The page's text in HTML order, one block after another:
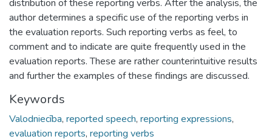
distribution of these reporting verbs. After the analysis, the
author determines a specific use of the reporting verbs in
the evaluation reports. Such reporting verbs as feel, to
comment and to indicate are quite frequently used in the
evaluation reports. These are rather counterintuitive results
and further the examples of these findings are discussed.
Keywords
Valodniecība, reported speech, reporting expressions,
evaluation reports, reporting verbs